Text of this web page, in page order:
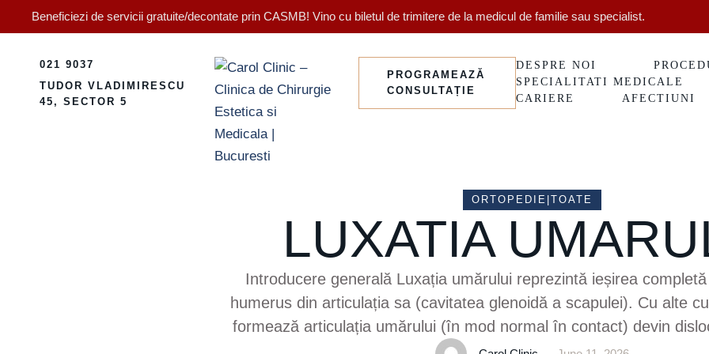
Beneficiezi de servicii gratuite/decontate prin CASMB! Vino cu biletul de trimitere de la medicul de familie sau specialist.
021 9037
TUDOR VLADIMIRESCU
45, SECTOR 5
PROGRAMEAZĂ
CONSULTAȚIE
DESPRE NOI
SPECIALITATI MEDICALE
CARIERE
AFECTIUNI
ORTOPEDIE|TOATE
LUXATIA
Introducere generală Luxația umărului reprezintă ieșirea
humerus din articulația sa (cavitatea glenoidă a scapulei). Cu alte
formează articulația umărului (în mod normal în contact) devin
congruența. Umărul este articulația cea mai mobilă a corpului, dar și